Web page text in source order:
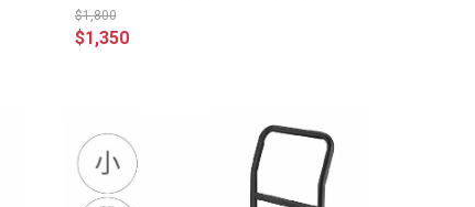
手拉車 小拖車 行李推車
$1,800
$1,350